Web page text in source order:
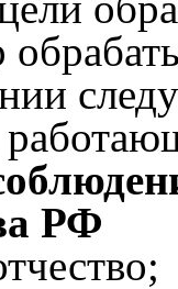
РФ